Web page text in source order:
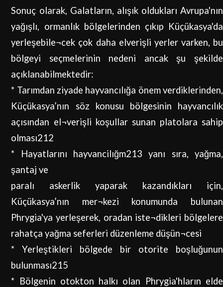
Sonuç olarak, Galatların, alışık oldukları Avrupa'nın
yağışlı, ormanlık bölgelerinden çıkıp Küçükasya'da
yerleşebile¬cek çok daha elverişli yerler varken, bu
bölgeyi seçmelerinin nedeni ancak şu şekilde
açıklanabilmektedir:
* Tarımdan ziyade hayvancılığa önem verdiklerinden,
Küçükasya’nın söz konusu bölgesinin hayvancılık
açısından el¬verişli koşullar sunan platolara sahip
olması212
*
Hayatlarını hayvancilığm213 yanı sıra, yağma,
şantaj ve
paralı askerlik yaparak kazandıkları için,
Küçükasya’nın mer¬kezi konumunda bulunan
Phrygia'ya yerleşerek, oradan iste¬dikleri bölgelere
rahatça yağma seferleri düzenleme düşün¬cesi
*
Yerleştikleri bölgede bir otorite boşluğunun
bulunması215
* Bölgenin otokton halkı olan Phrygia'hların elde